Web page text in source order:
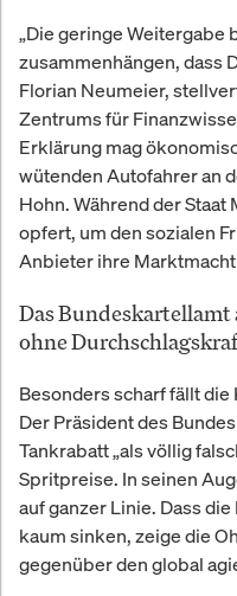
„Die geringe Weitergabe
zusammenhängen, dass
Florian Neumeier,
Zentrums für
Erklärung mag
wütenden Autofahrer an
Hohn. Während der
opfert, um den sozialen
Anbieter ihre
Das
ohne
Besonders scharf fällt
Der Präsident des
Tankrabatt „als völlig
Spritpreise. In seinen
auf ganzer Linie. Dass
kaum sinken, zeige die
gegenüber den global